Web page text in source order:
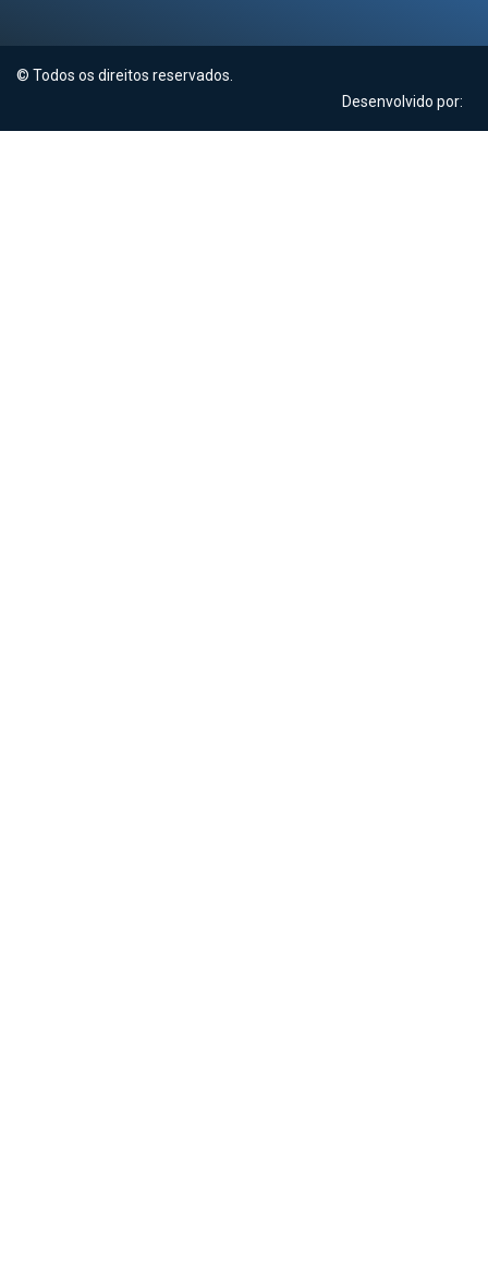
© Todos os direitos reservados.
Desenvolvido por: